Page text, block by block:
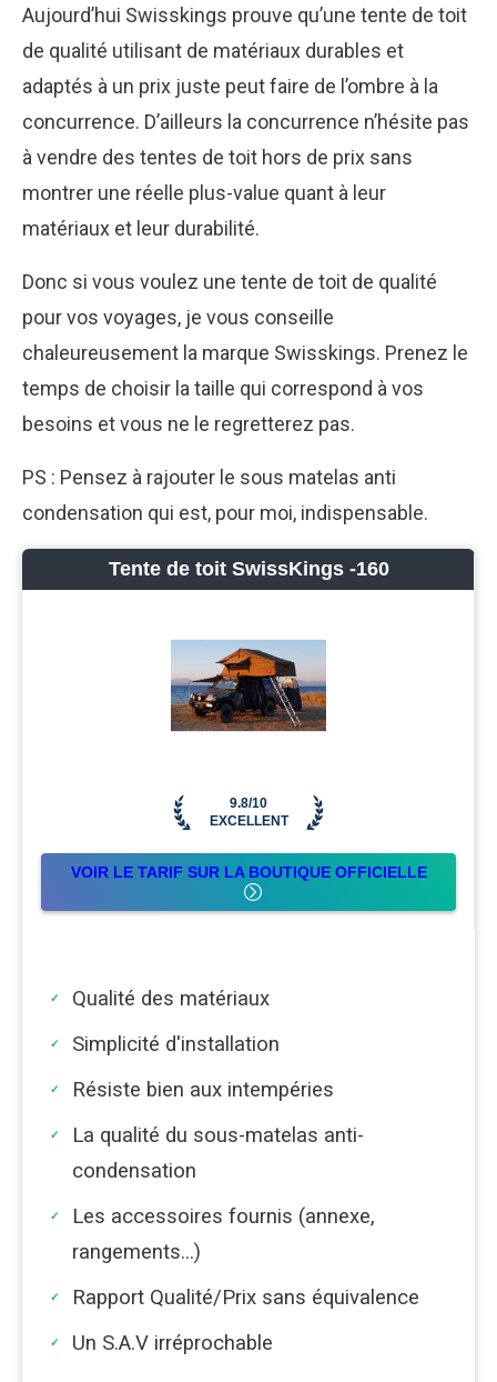
Aujourd’hui Swisskings prouve qu’une tente de toit
de qualité utilisant de matériaux durables et
adaptés à un prix juste peut faire de l’ombre à la
concurrence. D’ailleurs la concurrence n’hésite pas
à vendre des tentes de toit hors de prix sans
montrer une réelle plus-value quant à leur
matériaux et leur durabilité.
Donc si vous voulez une tente de toit de qualité
pour vos voyages, je vous conseille
chaleureusement la marque Swisskings. Prenez le
temps de choisir la taille qui correspond à vos
besoins et vous ne le regretterez pas.
PS : Pensez à rajouter le sous matelas anti
condensation qui est, pour moi, indispensable.
Tente de toit SwissKings -160
9.8/10
EXCELLENT
VOIR LE TARIF SUR LA BOUTIQUE OFFICIELLE
Qualité des matériaux
Simplicité d'installation
Résiste bien aux intempéries
La qualité du sous-matelas anti-
condensation
Les accessoires fournis (annexe,
rangements...)
Rapport Qualité/Prix sans équivalence
Un S.A.V irréprochable